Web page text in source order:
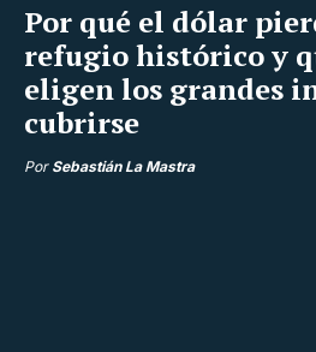
Por qué el dólar
refugio histórico y
eligen los grandes
cubrirse
Por Sebastián La Mastra